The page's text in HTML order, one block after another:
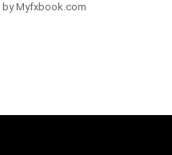
by Myfxbook.com